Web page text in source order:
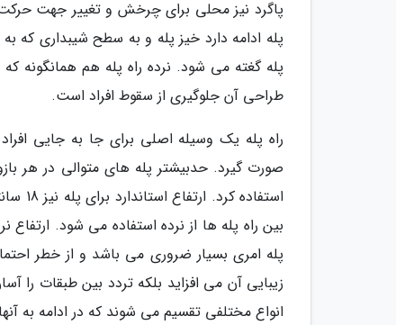
پاگرد نیز محلی برای چرخش و تغییر جهت
پله ادامه دارد خیز پله و به سطح شیبداری که
پله گغته می شود. نرده راه پله هم همانگونه
طراحی آن جلوگیری از سقوط افراد است.
راه پله یک وسیله اصلی برای جا به جایی
پله امری بسیار ضروری می باشد و از خطر
زیبایی آن می افزاید بلکه تردد بین طبقات را
انواع مختلفی تقسیم می شوند که در ادامه به